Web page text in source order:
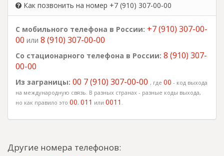
Как позвонить на номер +7 (910) 307-00-00
С мобильного телефона в России: +7 (910) 307-00-
00 или 8 (910) 307-00-00
Со стационарного телефона в России: 8 (910) 307-
00-00
Из заграницы: 00 7 (910) 307-00-00 , где 00 - код выхода
на международную связь. В разных странах - разные коды выхода,
но как правило это 00, 011 или 0011 .
Другие номера телефонов: